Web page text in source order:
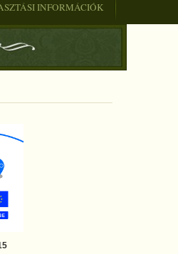
INFORMÁCIÓK